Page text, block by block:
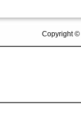
Copyright ©